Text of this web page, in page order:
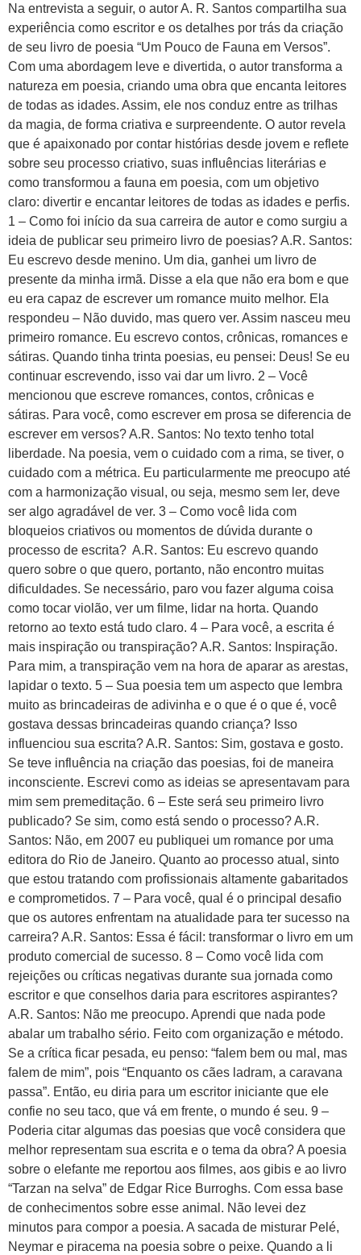
Na entrevista a seguir, o autor A. R. Santos compartilha sua
experiência como escritor e os detalhes por trás da criação
de seu livro de poesia “Um Pouco de Fauna em Versos”.
Com uma abordagem leve e divertida, o autor transforma a
natureza em poesia, criando uma obra que encanta leitores
de todas as idades. Assim, ele nos conduz entre as trilhas
da magia, de forma criativa e surpreendente. O autor revela
que é apaixonado por contar histórias desde jovem e reflete
sobre seu processo criativo, suas influências literárias e
como transformou a fauna em poesia, com um objetivo
claro: divertir e encantar leitores de todas as idades e perfis.
1 – Como foi início da sua carreira de autor e como surgiu a
ideia de publicar seu primeiro livro de poesias? A.R. Santos:
Eu escrevo desde menino. Um dia, ganhei um livro de
presente da minha irmã. Disse a ela que não era bom e que
eu era capaz de escrever um romance muito melhor. Ela
respondeu – Não duvido, mas quero ver. Assim nasceu meu
primeiro romance. Eu escrevo contos, crônicas, romances e
sátiras. Quando tinha trinta poesias, eu pensei: Deus! Se eu
continuar escrevendo, isso vai dar um livro. 2 – Você
mencionou que escreve romances, contos, crônicas e
sátiras. Para você, como escrever em prosa se diferencia de
escrever em versos? A.R. Santos: No texto tenho total
liberdade. Na poesia, vem o cuidado com a rima, se tiver, o
cuidado com a métrica. Eu particularmente me preocupo até
com a harmonização visual, ou seja, mesmo sem ler, deve
ser algo agradável de ver. 3 – Como você lida com
bloqueios criativos ou momentos de dúvida durante o
processo de escrita? A.R. Santos: Eu escrevo quando
quero sobre o que quero, portanto, não encontro muitas
dificuldades. Se necessário, paro vou fazer alguma coisa
como tocar violão, ver um filme, lidar na horta. Quando
retorno ao texto está tudo claro. 4 – Para você, a escrita é
mais inspiração ou transpiração? A.R. Santos: Inspiração.
Para mim, a transpiração vem na hora de aparar as arestas,
lapidar o texto. 5 – Sua poesia tem um aspecto que lembra
muito as brincadeiras de adivinha e o que é o que é, você
gostava dessas brincadeiras quando criança? Isso
influenciou sua escrita? A.R. Santos: Sim, gostava e gosto.
Se teve influência na criação das poesias, foi de maneira
inconsciente. Escrevi como as ideias se apresentavam para
mim sem premeditação. 6 – Este será seu primeiro livro
publicado? Se sim, como está sendo o processo? A.R.
Santos: Não, em 2007 eu publiquei um romance por uma
editora do Rio de Janeiro. Quanto ao processo atual, sinto
que estou tratando com profissionais altamente gabaritados
e comprometidos. 7 – Para você, qual é o principal desafio
que os autores enfrentam na atualidade para ter sucesso na
carreira? A.R. Santos: Essa é fácil: transformar o livro em um
produto comercial de sucesso. 8 – Como você lida com
rejeições ou críticas negativas durante sua jornada como
escritor e que conselhos daria para escritores aspirantes?
A.R. Santos: Não me preocupo. Aprendi que nada pode
abalar um trabalho sério. Feito com organização e método.
Se a crítica ficar pesada, eu penso: “falem bem ou mal, mas
falem de mim”, pois “Enquanto os cães ladram, a caravana
passa”. Então, eu diria para um escritor iniciante que ele
confie no seu taco, que vá em frente, o mundo é seu. 9 –
Poderia citar algumas das poesias que você considera que
melhor representam sua escrita e o tema da obra? A poesia
sobre o elefante me reportou aos filmes, aos gibis e ao livro
“Tarzan na selva” de Edgar Rice Burroghs. Com essa base
de conhecimentos sobre esse animal. Não levei dez
minutos para compor a poesia. A sacada de misturar Pelé,
Neymar e piracema na poesia sobre o peixe. Quando a li